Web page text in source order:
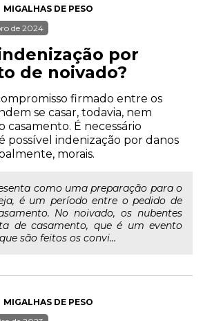
MIGALHAS DE PESO
de 2024
por
de noivado?
firmado entre os
se casar, todavia, nem
casamento. É necessário
possível indenização por danos
morais.
como uma preparação para o
é um período entre o pedido de
No noivado, os nubentes
de casamento, que é um evento
são feitos os convi...
MIGALHAS DE PESO